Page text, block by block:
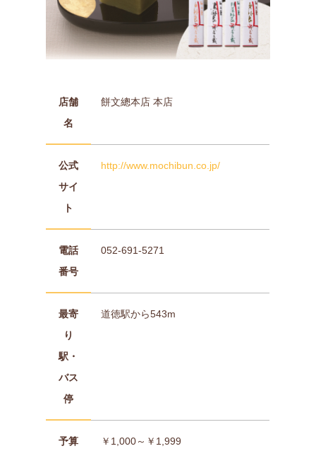
店舗
名
餅文總本店 本店
公式
サイ
ト
http://www.mochibun.co.jp/
電話
番号
052-691-5271
最寄
り
駅・
バス
停
道徳駅から543m
予算 ￥1,000～￥1,999